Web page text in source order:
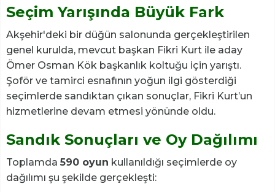
Seçim Yarışında Büyük Fark
Akşehir'deki bir düğün salonunda gerçekleştirilen
genel kurulda, mevcut başkan Fikri Kurt ile aday
Ömer Osman Kök başkanlık koltuğu için yarıştı.
Şoför ve tamirci esnafının yoğun ilgi gösterdiği
seçimlerde sandıktan çıkan sonuçlar, Fikri Kurt’un
hizmetlerine devam etmesi yönünde oldu.
Sandık Sonuçları ve Oy Dağılımı
Toplamda 590 oyun kullanıldığı seçimlerde oy
dağılımı şu şekilde gerçekleşti: